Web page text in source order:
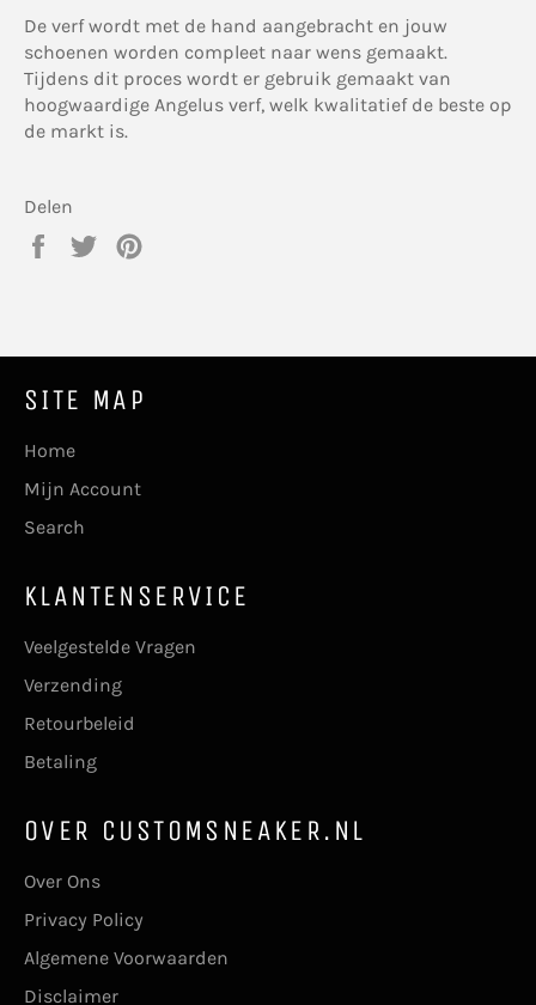
De verf wordt met de hand aangebracht en jouw
schoenen worden compleet naar wens gemaakt.
Tijdens dit proces wordt er gebruik gemaakt van
hoogwaardige Angelus verf, welk kwalitatief de beste op
de markt is.
Delen
Delen
Twitteren
SITE MAP
Home
Mijn Account
Search
KLANTENSERVICE
Veelgestelde Vragen
Verzending
Retourbeleid
Betaling
OVER CUSTOMSNEAKER.NL
Over Ons
Privacy Policy
Algemene Voorwaarden
Disclaimer